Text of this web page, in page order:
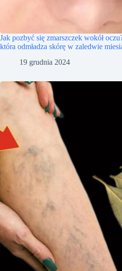
Jak pozbyć się zmarszczek wokół
która odmładza skórę w zaledwie
19 grudnia 2024